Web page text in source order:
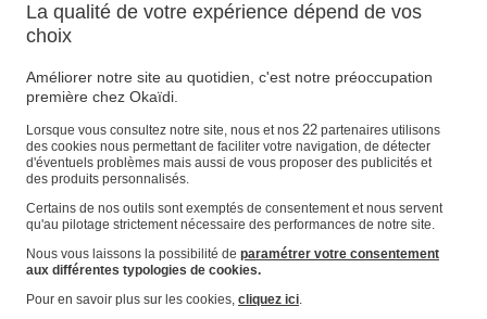
Produits suggérés
Voir tous les produits
Magasin
Vos informations personnelles
Suivre une commande
Panier
Favoris
La qualité de votre expérience dépend de vos
choix
Améliorer notre site au quotidien, c'est notre préoccupation
première chez Okaïdi.
Lorsque vous consultez notre site, nous et nos 22partenaires utilisons
des cookies nous permettant de faciliter votre navigation, de détecter
d'éventuels problèmes mais aussi de vous proposer des publicités et
des produits personnalisés.
Certains de nos outils sont exemptés de consentement et nous servent
qu'au pilotage strictement nécessaire des performances de notre site.
Nous vous laissons la possibilité de paramétrer votre consentement
aux différentes typologies de cookies.
Pour en savoir plus sur les cookies, cliquez ici.